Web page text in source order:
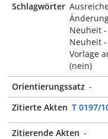
Schlagwörter
Neuheit
Neuheit
Vorlage
(nein)
Orientierungssatz -
Zitierte Akten T 0197/
Zitierende Akten -